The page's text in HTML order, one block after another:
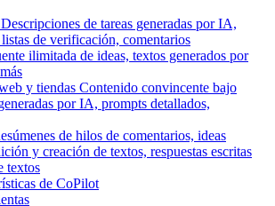
Descripciones de tareas generadas por IA,
listas de verificación, comentarios
ilimitada de ideas, textos generados por
y tiendas Contenido convincente bajo
por IA, prompts detallados,
de hilos de comentarios, ideas
y creación de textos, respuestas escritas
textos
de CoPilot